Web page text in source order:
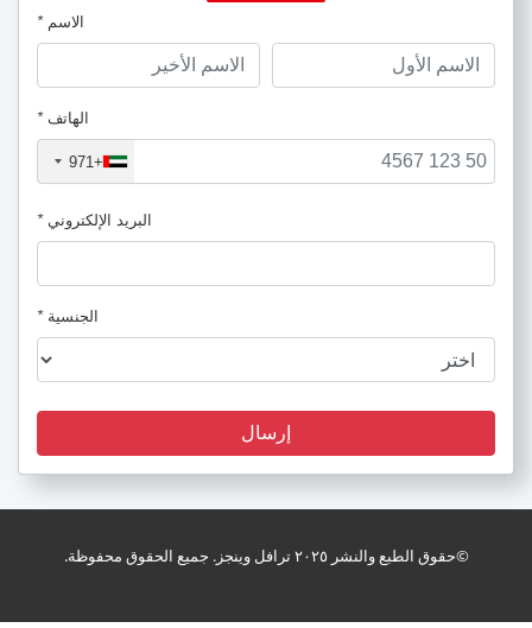
الاسم*
الهاتف*
+971
البريد الإلكتروني *
الجنسية*
إرسال
©حقوق الطبع والنشر ٢٠٢٥ ترافل وينجز. جميع الحقوق محفوظة.